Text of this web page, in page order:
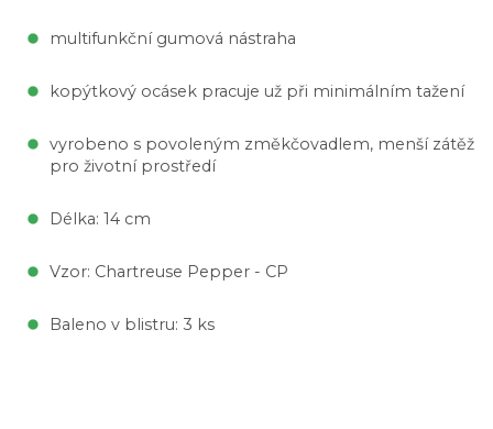
multifunkční gumová nástraha
kopýtkový ocásek pracuje už při minimálním tažení
vyrobeno s povoleným změkčovadlem, menší zátěž
pro životní prostředí
Délka: 14 cm
Vzor: Chartreuse Pepper - CP
Baleno v blistru: 3 ks